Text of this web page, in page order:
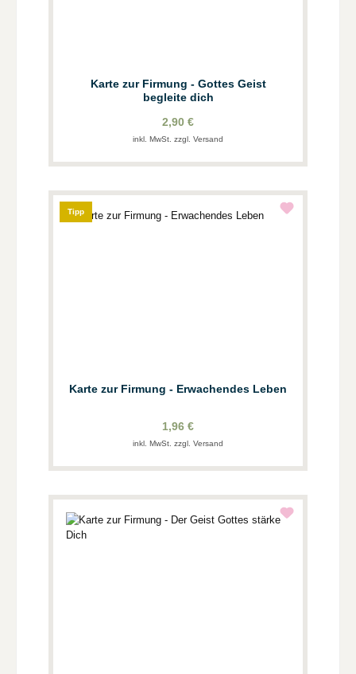
Karte zur Firmung - Gottes Geist
begleite dich
2,90 €
inkl. MwSt. zzgl. Versand
Tipp
Karte zur Firmung - Erwachendes Leben
1,96 €
inkl. MwSt. zzgl. Versand